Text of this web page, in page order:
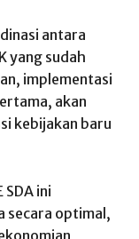
antara
yang sudah
implementasi
akan
kebijakan baru
ini
secara optimal,